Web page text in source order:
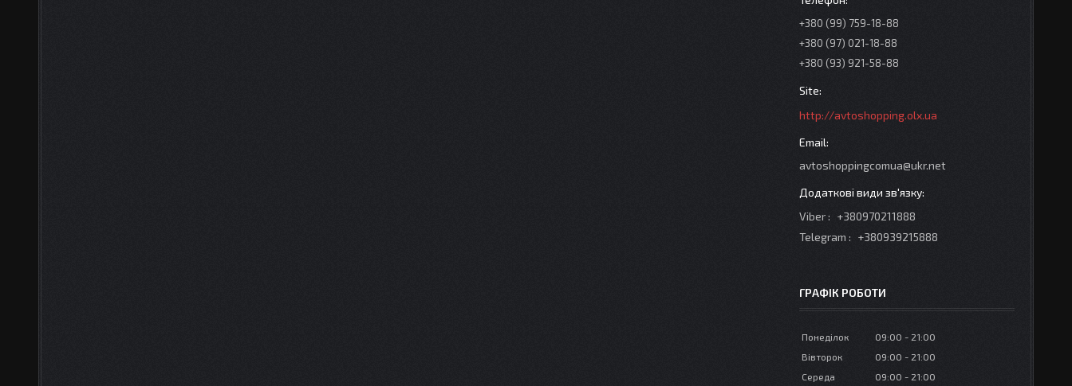
+380 (99) 759-18-88
+380 (97) 021-18-88
+380 (93) 921-58-88
http://avtoshopping.olx.ua
avtoshoppingcomua@ukr.net
Viber
+380970211888
Telegram
+380939215888
ГРАФІК РОБОТИ
Понеділок 09:00
21:00
Вівторок
09:00
21:00
Середа
09:00 21:00